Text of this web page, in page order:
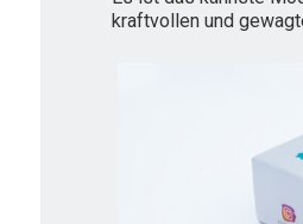
kraftvollen und